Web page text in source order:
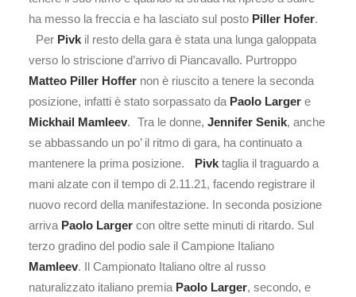
ha messo la freccia e ha lasciato sul posto Piller Hofer.
Per Pivk il resto della gara è stata una lunga galoppata
verso lo striscione d’arrivo di Piancavallo. Purtroppo
Matteo Piller Hoffer non è riuscito a tenere la seconda
posizione, infatti è stato sorpassato da Paolo Larger e
Mickhail Mamleev. Tra le donne, Jennifer Senik, anche
se abbassando un po’ il ritmo di gara, ha continuato a
mantenere la prima posizione.
Pivk taglia il traguardo a
mani alzate con il tempo di 2.11.21, facendo registrare il
nuovo record della manifestazione. In seconda posizione
arriva Paolo Larger con oltre sette minuti di ritardo. Sul
terzo gradino del podio sale il Campione Italiano
Mamleev. Il Campionato Italiano oltre al russo
naturalizzato italiano premia Paolo Larger, secondo, e